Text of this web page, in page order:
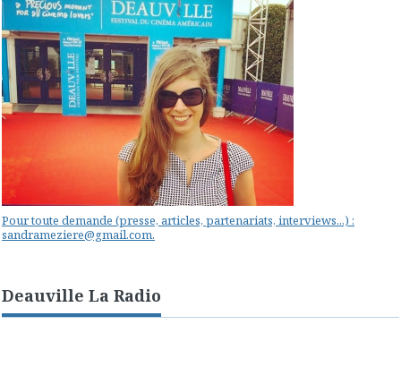
Pour toute demande (presse, articles, partenariats, interviews...) :
sandrameziere@gmail.com.
Deauville La Radio